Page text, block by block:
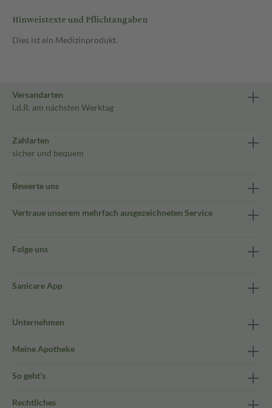
Hinweistexte und Pflichtangaben
Dies ist ein Medizinprodukt.
Versandarten
i.d.R. am nächsten Werktag
Zahlarten
sicher und bequem
Bewerte uns
Vertraue unserem mehrfach ausgezeichneten Service
Folge uns
Sanicare App
Unternehmen
Meine Apotheke
So geht's
Rechtliches